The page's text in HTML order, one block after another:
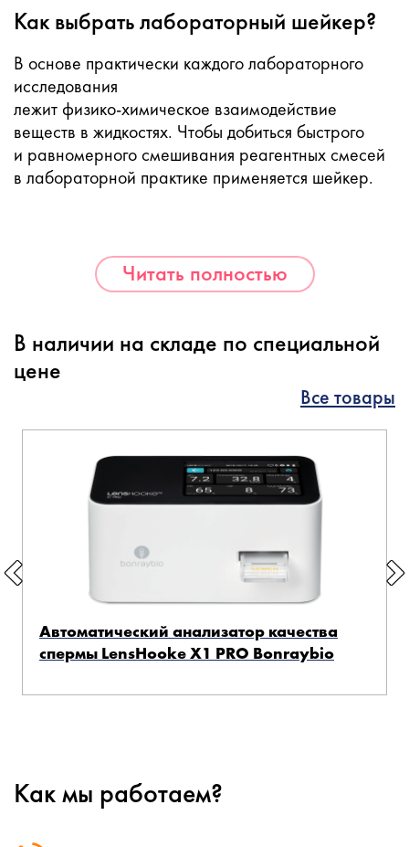
Как выбрать лабораторный шейкер?
В основе практически каждого лабораторного
исследования
лежитфизико-химическое взаимодействие
веществ в жидкостях. Чтобы добиться быстрого
и равномерного смешивания реагентных смесей
в лабораторной практике применяется шейкер.
Читать полностью
В наличии на складе по специальной
цене
Все товары
Автоматический анализатор качества
спермы LensHooke X1 PRO Bonraybio
Как мы работаем?